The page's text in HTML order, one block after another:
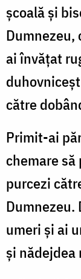
şcoală şi
ai învăţat
către
Primit-ai
chemare
purcezi
Dumnezeu.
umeri şi ai
şi